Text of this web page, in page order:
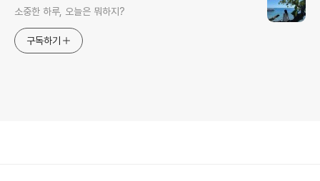
소중한 하루, 오늘은 뭐하지?
구독하기